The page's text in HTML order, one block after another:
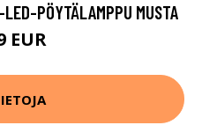
PÖYTÄLAMPPU MUSTA
EUR